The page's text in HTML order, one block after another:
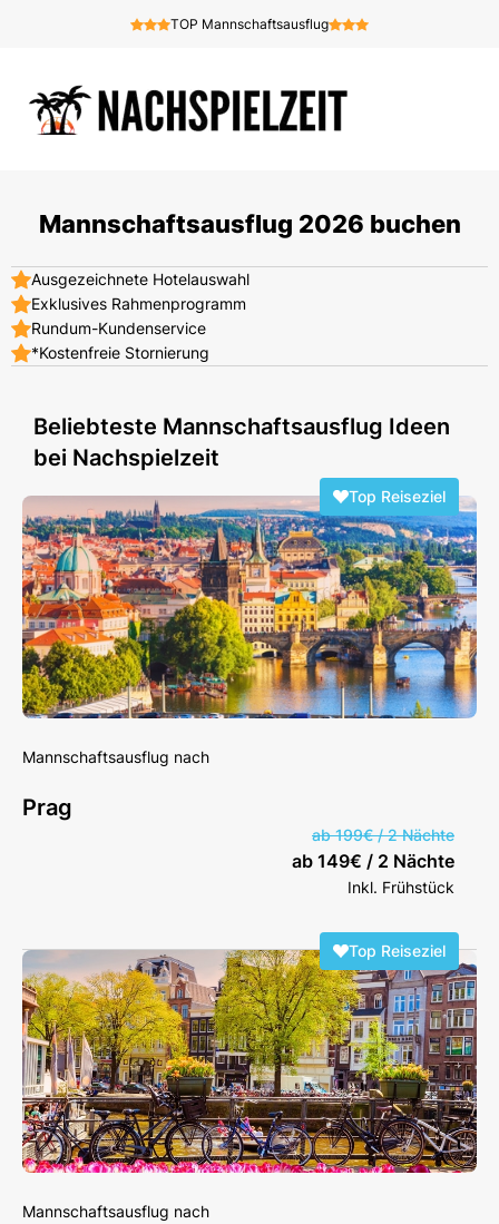
TOP Mannschaftsausflug
Mannschaftsausflug 2026 buchen
Ausgezeichnete Hotelauswahl
Exklusives Rahmenprogramm
Rundum-Kundenservice
*Kostenfreie Stornierung
Beliebteste Mannschaftsausflug Ideen
bei Nachspielzeit
Top Reiseziel
Mannschaftsausflug nach
Prag
ab 199€ / 2 Nächte
ab 149€ / 2 Nächte
Inkl. Frühstück
Top Reiseziel
Mannschaftsausflug nach